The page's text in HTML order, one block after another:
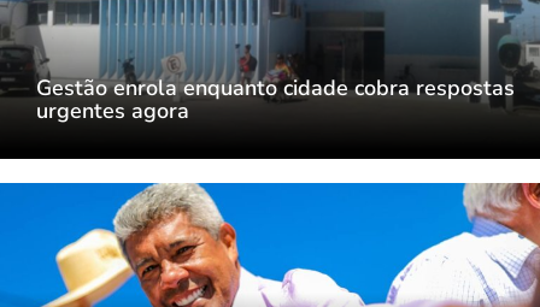
Gestão enrola enquanto cidade cobra respostas
urgentes agora